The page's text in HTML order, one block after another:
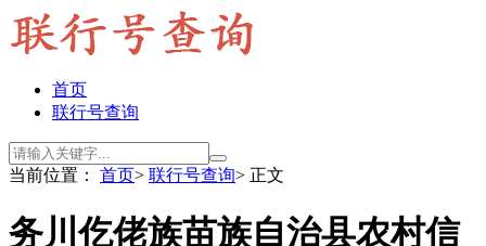
首页
联行号查询
当前位置： 首页> 联行号查询> 正文
务川仡佬族苗族自治县农村信